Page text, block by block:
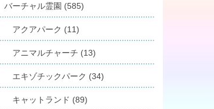
バーチャル霊園 (585)
アクアパーク (11)
アニマルチャーチ (13)
エキゾチックパーク (34)
キャットランド (89)